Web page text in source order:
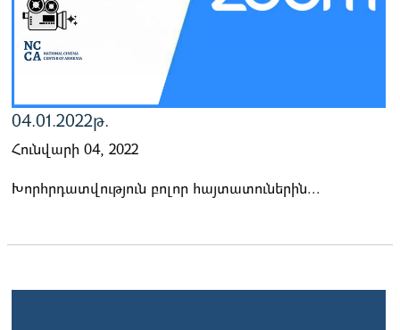
04.01.2022թ.
Հունվարի 04, 2022
Խորհրդատվություն բոլոր հայտատուներին...